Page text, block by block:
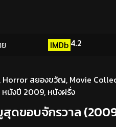
IMDb 4.2
, Horror สยองขวัญ, Movie
หนังปี 2009, หนังฝรั่ง
ดขอบจักรวาล